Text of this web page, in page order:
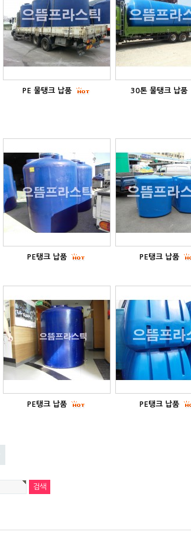
PE 물탱크 납품 30톤 물탱크 납품
PE탱크 납품 PE탱크 납품
PE탱크 납품 PE탱크 납품